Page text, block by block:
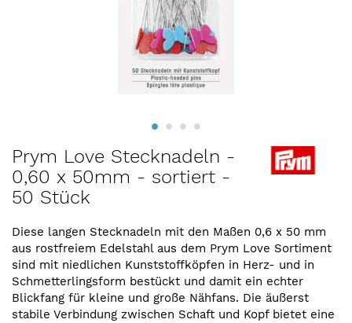
Anfang
der
Bildergalerie
Prym Love Stecknadeln -
0,60 x 50mm - sortiert -
50 Stück
Diese langen Stecknadeln mit den Maßen 0,6 x 50 mm
aus rostfreiem Edelstahl aus dem Prym Love Sortiment
sind mit niedlichen Kunststoffköpfen in Herz- und in
Schmetterlingsform bestückt und damit ein echter
Blickfang für kleine und große Nähfans. Die äußerst
stabile Verbindung zwischen Schaft und Kopf bietet eine